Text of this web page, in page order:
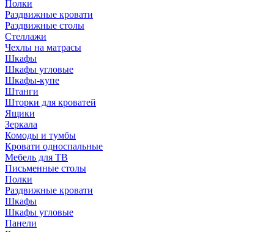
Полки
Раздвижные кровати
Раздвижные столы
Стеллажи
Чехлы на матрасы
Шкафы
Шкафы угловые
Шкафы-купе
Штанги
Шторки для кроватей
Ящики
Зеркала
Комоды и тумбы
Кровати односпальные
Мебель для ТВ
Письменные столы
Полки
Раздвижные кровати
Шкафы
Шкафы угловые
Панели